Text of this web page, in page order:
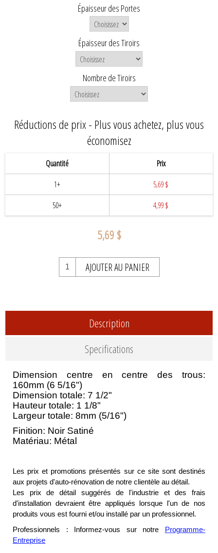
Épaisseur des Portes
Épaisseur des Tiroirs
Nombre de Tiroirs
Réductions de prix - Plus vous achetez, plus vous
économisez
Quantité
1+
50+
Prix
5,69 $
4,99 $
5,69 $
AJOUTER AU PANIER
Description
Specifications
Dimension centre en centre des trous:
160mm (6 5/16")
Dimension totale: 7 1/2"
Hauteur totale: 1 1/8"
Largeur totale: 8mm (5/16")
Finition: Noir Satiné
Matériau: Métal
Les prix et promotions présentés sur ce site sont destinés
aux projets d'auto-rénovation de notre clientèle au détail.
Les prix de détail suggérés de l'industrie et des frais
d'installation devraient être appliqués lorsque l'un de nos
produits vous est fourni et/ou installé par un professionnel.
Professionnels : Informez-vous sur notre
Programme-
Entreprise